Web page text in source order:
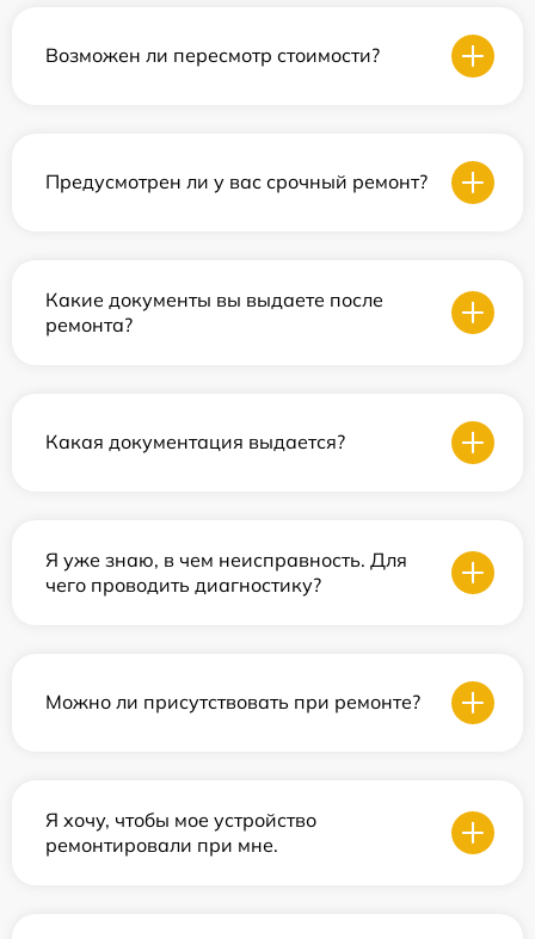
Возможен ли пересмотр стоимости?
Предусмотрен ли у вас срочный ремонт?
Какие документы вы выдаете после
ремонта?
Какая документация выдается?
Я уже знаю, в чем неисправность. Для
чего проводить диагностику?
Можно ли присутствовать при ремонте?
Я хочу, чтобы мое устройство
ремонтировали при мне.